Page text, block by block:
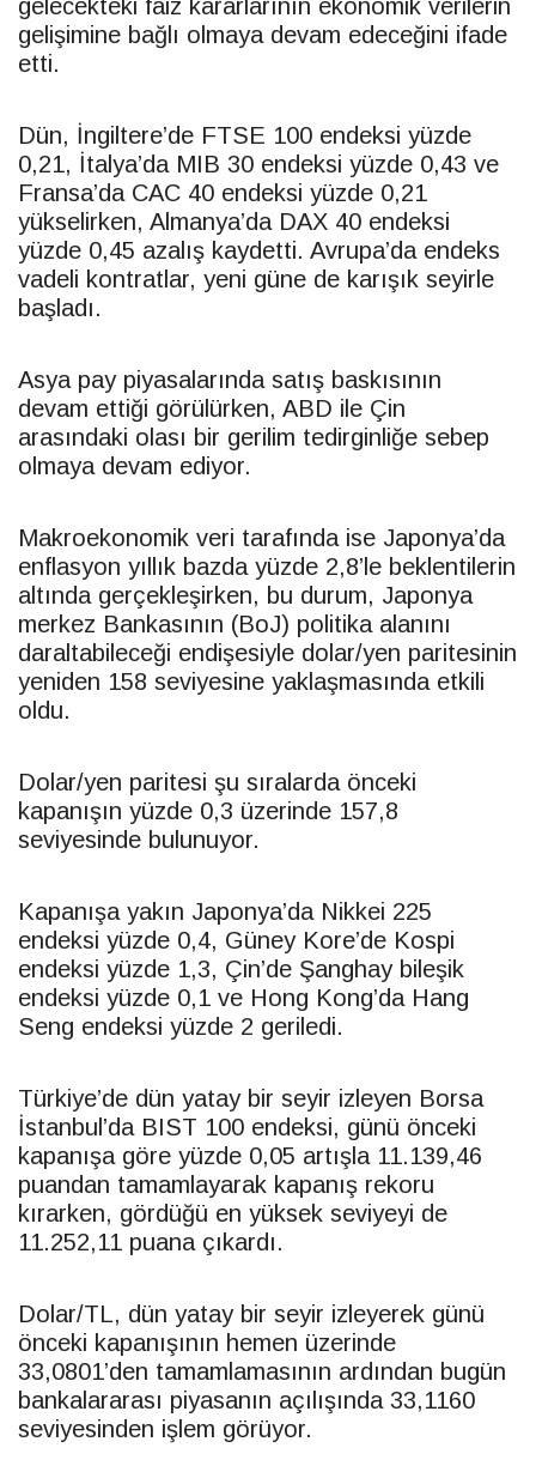
gelecekteki faiz kararlarının ekonomik verilerin
gelişimine bağlı olmaya devam edeceğini ifade
etti.​​​​​​​
Dün, İngiltere’de FTSE 100 endeksi yüzde
0,21, İtalya’da MIB 30 endeksi yüzde 0,43 ve
Fransa’da CAC 40 endeksi yüzde 0,21
yükselirken, Almanya’da DAX 40 endeksi
yüzde 0,45 azalış kaydetti. Avrupa’da endeks
vadeli kontratlar, yeni güne de karışık seyirle
başladı.
Asya pay piyasalarında satış baskısının
devam ettiği görülürken, ABD ile Çin
arasındaki olası bir gerilim tedirginliğe sebep
olmaya devam ediyor.
Makroekonomik veri tarafında ise Japonya’da
enflasyon yıllık bazda yüzde 2,8’le beklentilerin
altında gerçekleşirken, bu durum, Japonya
merkez Bankasının (BoJ) politika alanını
daraltabileceği endişesiyle dolar/yen paritesinin
yeniden 158 seviyesine yaklaşmasında etkili
oldu.
Dolar/yen paritesi şu sıralarda önceki
kapanışın yüzde 0,3 üzerinde 157,8
seviyesinde bulunuyor.
Kapanışa yakın Japonya’da Nikkei 225
endeksi yüzde 0,4, Güney Kore’de Kospi
endeksi yüzde 1,3, Çin’de Şanghay bileşik
endeksi yüzde 0,1 ve Hong Kong’da Hang
Seng endeksi yüzde 2 geriledi.
Türkiye’de dün yatay bir seyir izleyen Borsa
İstanbul’da BIST 100 endeksi, günü önceki
kapanışa göre yüzde 0,05 artışla 11.139,46
puandan tamamlayarak kapanış rekoru
kırarken, gördüğü en yüksek seviyeyi de
11.252,11 puana çıkardı.
Dolar/TL, dün yatay bir seyir izleyerek günü
önceki kapanışının hemen üzerinde
33,0801’den tamamlamasının ardından bugün
bankalararası piyasanın açılışında 33,1160
seviyesinden işlem görüyor.